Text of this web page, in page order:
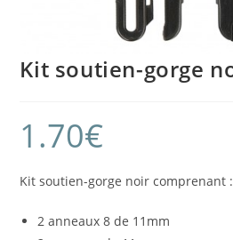
Kit soutien-gorge
1.70€
Kit soutien-gorge noir comprenant :
2 anneaux 8 de 11mm